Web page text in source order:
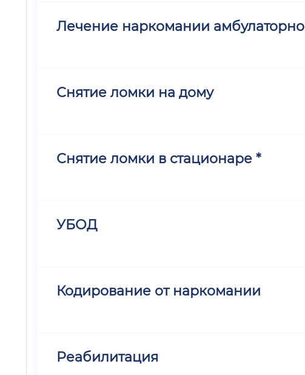
Лечение наркомании амбулаторно
Снятие ломки на дому
Снятие ломки в стационаре *
УБОД
Кодирование от наркомании
Реабилитация